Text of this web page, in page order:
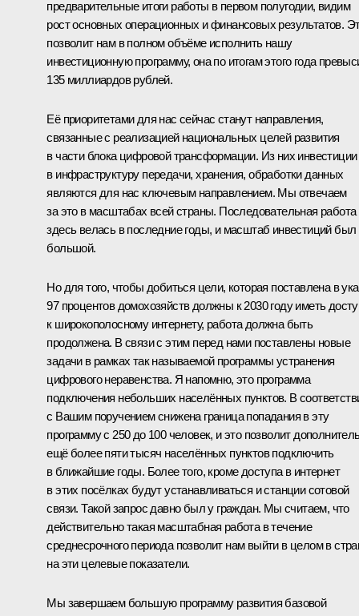
предварительные итоги работы в первом полугодии, видим
рост основных операционных и финансовых результатов.
позволит нам в полном объёме исполнить нашу
инвестиционную программу, она по итогам этого года
135 миллиардов рублей.
Её приоритетами для нас сейчас станут направления,
связанные с реализацией национальных целей развития
в части блока цифровой трансформации. Из них инвестиции
в инфраструктуру передачи, хранения, обработки данных
являются для нас ключевым направлением. Мы отвечаем
за это в масштабах всей страны. Последовательная работа
здесь велась в последние годы, и масштаб инвестиций был
большой.
Но для того, чтобы добиться цели, которая поставлена в
97 процентов домохозяйств должны к 2030 году иметь
к широкополосному интернету, работа должна быть
продолжена. В связи с этим перед нами поставлены новые
задачи в рамках так называемой программы устранения
цифрового неравенства. Я напомню, это программа
подключения небольших населённых пунктов. В
с Вашим поручением снижена граница попадания в эту
программу с 250 до 100 человек, и это позволит
ещё более пяти тысяч населённых пунктов подключить
в ближайшие годы. Более того, кроме доступа в интернет
в этих посёлках будут устанавливаться и станции сотовой
связи. Такой запрос давно был у граждан. Мы считаем, что
действительно такая масштабная работа в течение
среднесрочного периода позволит нам выйти в целом в
на эти целевые показатели.
Мы завершаем большую программу развития базовой